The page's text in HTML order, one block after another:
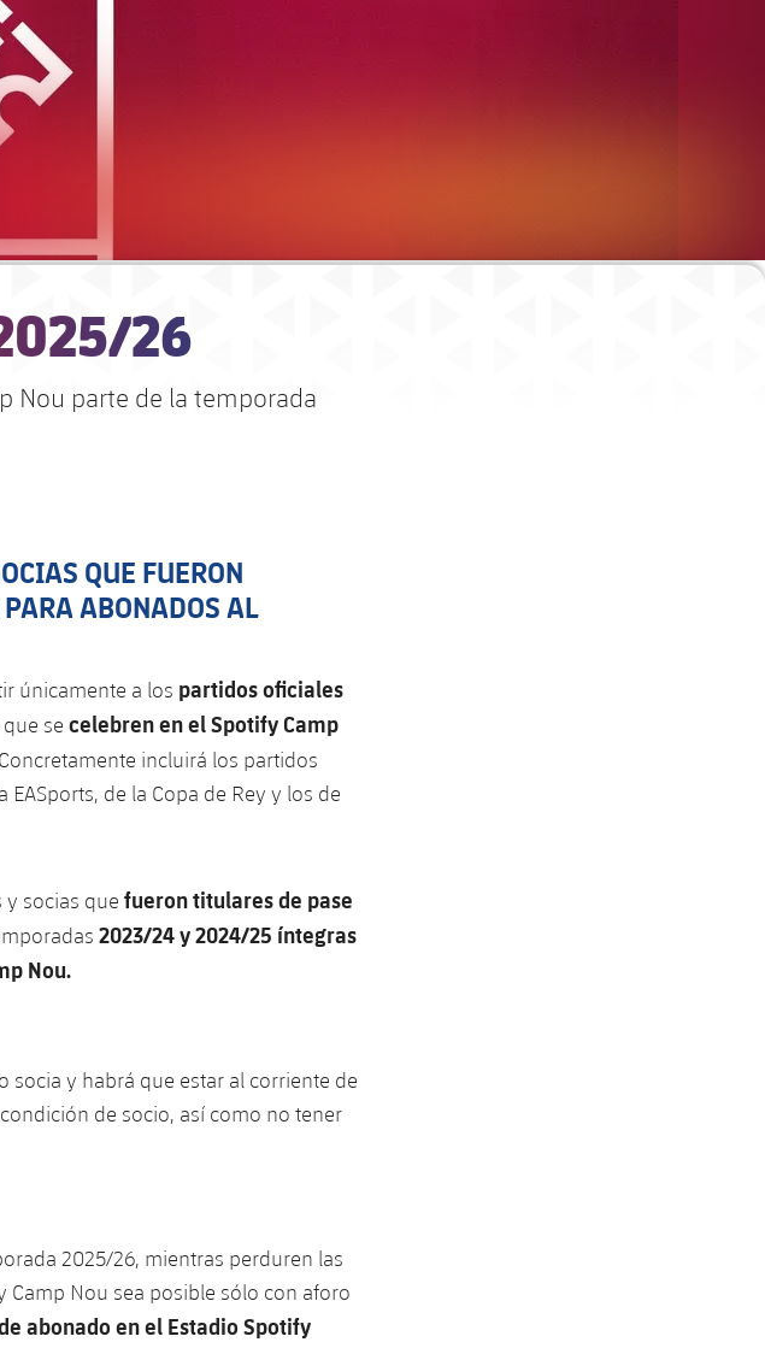
26
Nou parte de la temporada
QUE FUERON
ABONADOS AL
únicamente a los partidos oficiales
se celebren en el Spotify Camp
. Concretamente incluirá los partidos
de la Copa de Rey y los de
socias que fueron titulares de pase
2023/24 y 2024/25 íntegras
Nou.
y habrá que estar al corriente de
de socio, así como no tener
2025/26, mientras perduren las
Camp Nou sea posible sólo con aforo
abonado en el Estadio Spotify